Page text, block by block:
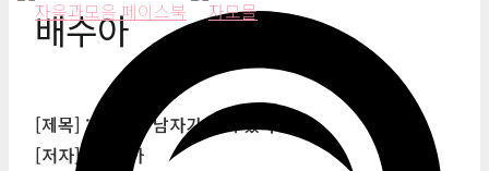
배수아
[제목] : 내 안에 남자가 숨어 있다
[저자] : 배수아